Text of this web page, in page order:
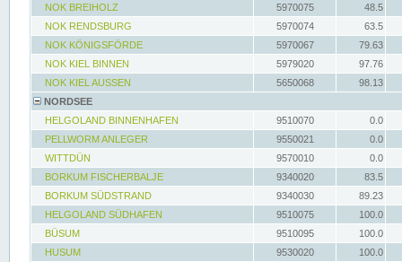
NOK BREIHOLZ
5970075
48.5
NOK RENDSBURG
5970074
63.5
NOK KÖNIGSFÖRDE
5970067
79.63
NOK KIEL BINNEN
5979020
97.76
NOK KIEL AUSSEN
5650068
98.13
NORDSEE
HELGOLAND BINNENHAFEN
9510070
0.0
PELLWORM ANLEGER
9550021
0.0
WITTDÜN
9570010
0.0
BORKUM FISCHERBALJE
9340020
83.5
BORKUM SÜDSTRAND
9340030
89.23
HELGOLAND SÜDHAFEN
9510075
100.0
BÜSUM
9510095
100.0
HUSUM
9530020 100.0